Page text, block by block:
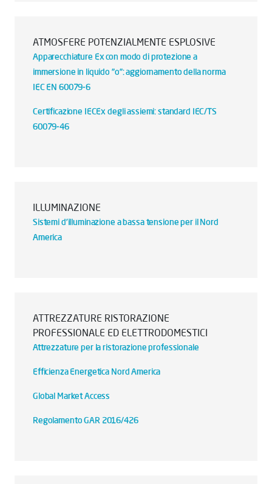
ATMOSFERE POTENZIALMENTE ESPLOSIVE
Apparecchiature Ex con modo di protezione a
immersione in liquido "o": aggiornamento della norma
IEC EN 60079-6
Certificazione IECEx degli assiemi: standard IEC/TS
60079-46
ILLUMINAZIONE
Sistemi d'illuminazione a bassa tensione per il Nord
America
ATTREZZATURE RISTORAZIONE
PROFESSIONALE ED ELETTRODOMESTICI
Attrezzature per la ristorazione professionale
Efficienza Energetica Nord America
Global Market Access
Regolamento GAR 2016/426